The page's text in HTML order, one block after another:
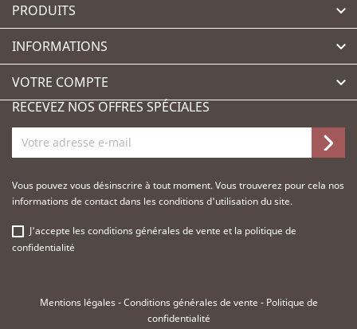
PRODUITS 
INFORMATIONS 
VOTRE COMPTE 
RECEVEZ NOS OFFRES SPÉCIALES
Vous pouvez vous désinscrire à tout moment. Vous trouverez pour cela nos
informations de contact dans les conditions d'utilisation du site.
J'accepte lesconditions générales de vente et la politique de
confidentialité
Mentions légales-Conditions générales de vente - Politique de
confidentialité